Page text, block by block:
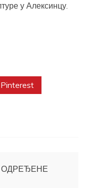
у Алексинцу.
Pinterest